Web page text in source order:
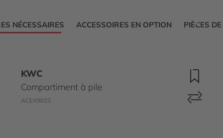
NÉCESSAIRES ACCESSOIRES EN OPTION PIÈCES
KWC
Compartiment à pile
ACEX9023